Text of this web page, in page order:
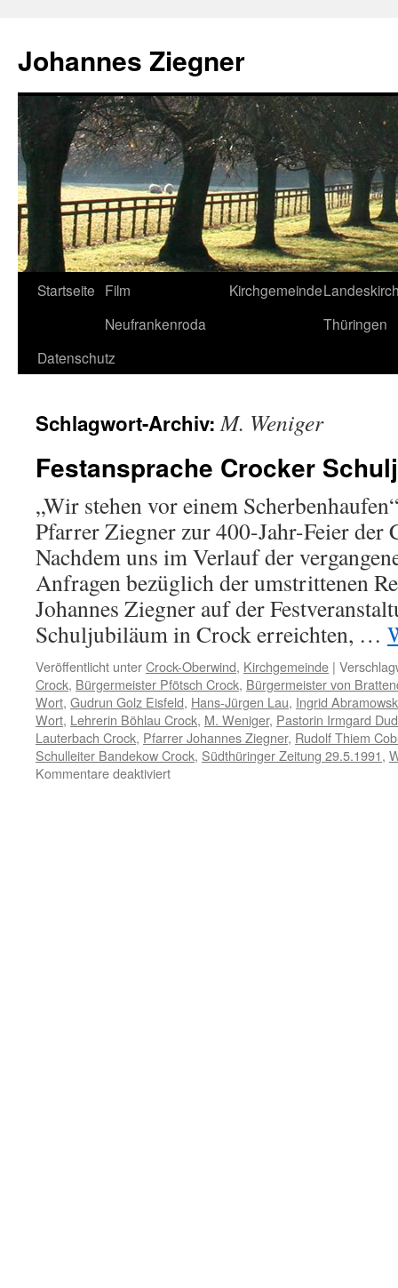
springen
Johannes Ziegner
Startseite Film
Neufrankenroda
Kirchgemeinde
Thüringen
Datenschutz
Schlagwort-Archiv:M. Weniger
Festansprache Crocker
„Wir stehen vor einem
Pfarrer Ziegner zur 400-Jahr-Feier der
Nachdem uns im Verlauf der
Anfragen bezüglich der umstrittenen
Johannes Ziegner auf der
Schuljubiläum in Crock erreichten, …
Veröffentlicht unterCrock-Oberwind, Kirchgemeinde |
Crock, Bürgermeister Pfötsch Crock, Bürgermeister von
Wort, Gudrun Golz Eisfeld, Hans-Jürgen Lau, Ingrid
Wort, Lehrerin Böhlau Crock, M. Weniger, Pastorin Irmgard
Lauterbach Crock, Pfarrer Johannes Ziegner, Rudolf Thiem
Schulleiter Bandekow Crock, Südthüringer Zeitung 29.5.1991,
Kommentare deaktiviertfür